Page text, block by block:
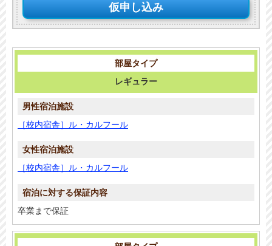
仮申し込み
レギュラー
［校内宿舎］ル・カルフール
［校内宿舎］ル・カルフール
卒業まで保証